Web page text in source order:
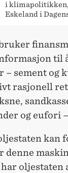
i
Eskeland i
til
– sement og
rasjonell
og eufori
kan
denne
oljestaten